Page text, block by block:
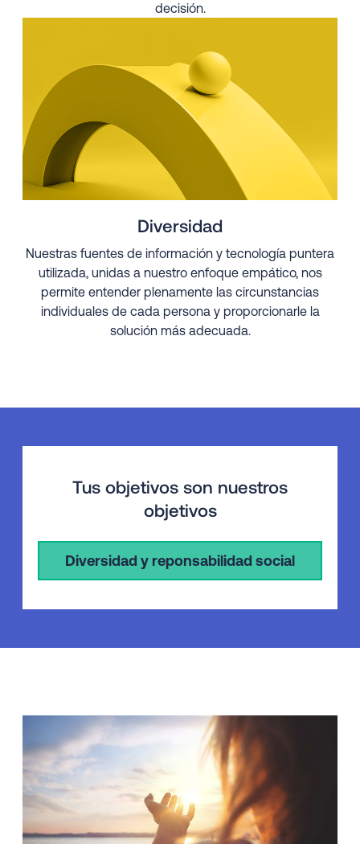
decisión.
Diversidad
Nuestras fuentes de información y tecnología puntera
utilizada, unidas a nuestro enfoque empático, nos
permite entender plenamente las circunstancias
individuales de cada persona y proporcionarle la
solución más adecuada.
Tus objetivos son nuestros
objetivos
Diversidad y reponsabilidad social